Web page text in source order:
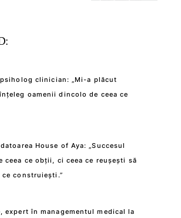
clinician: „Mi-a plăcut
oamenii dincolo de ceea ce
House of Aya: „Succesul
ceea ce obții, ci ceea ce reușești să
construiești.”
expert în managementul medical la